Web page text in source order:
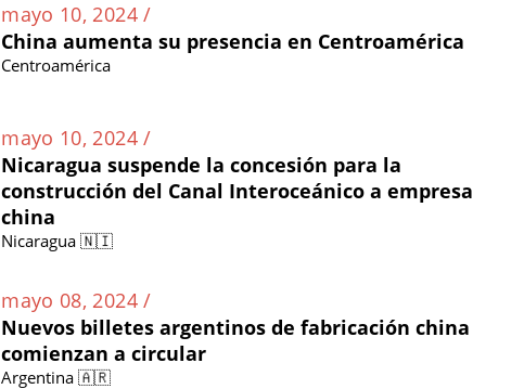
mayo 10, 2024 /
China aumenta su presencia en Centroamérica
Centroamérica
mayo 10, 2024 /
Nicaragua suspende la concesión para la
construcción del Canal Interoceánico a empresa
china
Nicaragua 🇳🇮
mayo 08, 2024 /
Nuevos billetes argentinos de fabricación china
comienzan a circular
Argentina 🇦🇷